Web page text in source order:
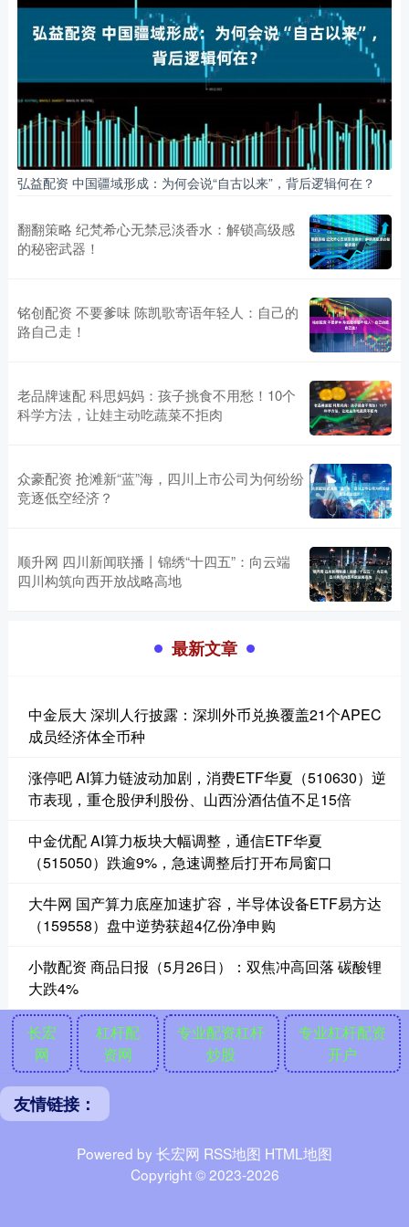
弘益配资 中国疆域形成：为何会说“自古以来”，背后逻辑何在？
翻翻策略 纪梵希心无禁忌淡香水：解锁高级感
的秘密武器！
铭创配资 不要爹味 陈凯歌寄语年轻人：自己的
路自己走！
老品牌速配 科思妈妈：孩子挑食不用愁！10个
科学方法，让娃主动吃蔬菜不拒肉
众豪配资 抢滩新“蓝”海，四川上市公司为何纷纷
竞逐低空经济？
顺升网 四川新闻联播丨锦绣“十四五”：向云端
四川构筑向西开放战略高地
最新文章
中金辰大 深圳人行披露：深圳外币兑换覆盖21个APEC
成员经济体全币种
涨停吧 AI算力链波动加剧，消费ETF华夏（510630）逆
市表现，重仓股伊利股份、山西汾酒估值不足15倍
中金优配 AI算力板块大幅调整，通信ETF华夏
（515050）跌逾9%，急速调整后打开布局窗口
大牛网 国产算力底座加速扩容，半导体设备ETF易方达
（159558）盘中逆势获超4亿份净申购
小散配资 商品日报（5月26日）：双焦冲高回落 碳酸锂
大跌4%
长宏
网
杠杆配
资网
专业配资杠杆
炒股
专业杠杆配资
开户
友情链接：
Powered by 长宏网 RSS地图 HTML地图
Copyright© 2023-2026